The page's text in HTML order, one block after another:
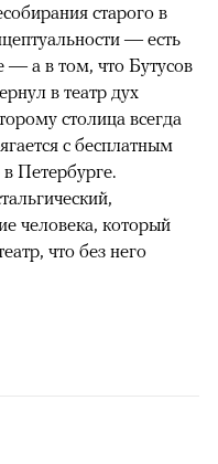
старого в
— есть
а в том, что Бутусов
в театр дух
столица всегда
с бесплатным
Петербурге.
человека, который
что без него